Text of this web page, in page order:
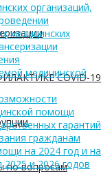
COVID-19
по вопросам
организаций,
медицинских
медицинской
помощи
гарантий
гражданам
на 2024 год и на
и 2026 годов